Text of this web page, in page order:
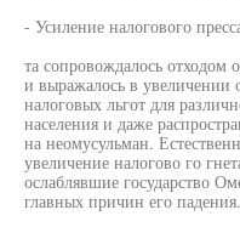
- Усиление налогового
та сопровождалось
и выражалось в увеличении
налоговых льгот для
населения и даже
на неомусульман.
увеличение налогово го
ослаблявшие государство
главных причин его падения.